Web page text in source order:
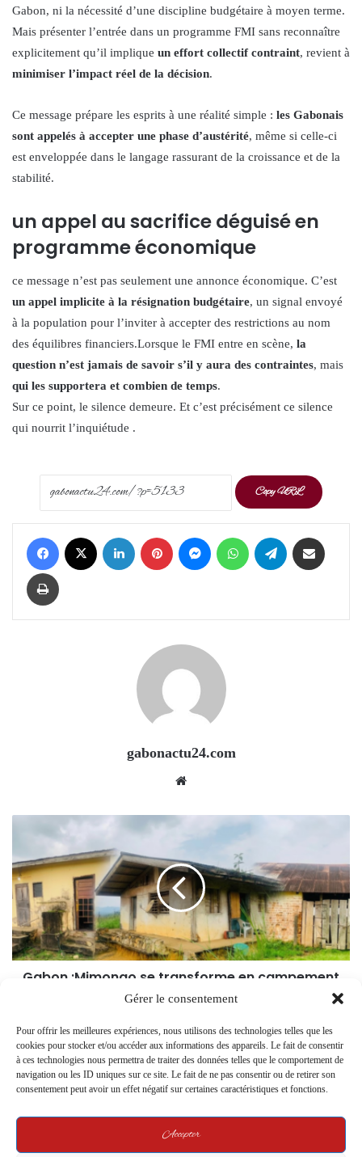
Gérer le consentement
Pour offrir les meilleures expériences, nous utilisons des technologies telles que les
cookies pour stocker et/ou accéder aux informations des appareils. Le fait de consentir
à ces technologies nous permettra de traiter des données telles que le comportement de
navigation ou les ID uniques sur ce site. Le fait de ne pas consentir ou de retirer son
consentement peut avoir un effet négatif sur certaines caractéristiques et fonctions.
Accepter
Gabon, ni la nécessité d’une discipline budgétaire à moyen terme.
Mais présenter l’entrée dans un programme FMI sans reconnaître
explicitement qu’il implique un effort collectif contraint, revient à
minimiser l’impact réel de la décision.
Ce message prépare les esprits à une réalité simple : les Gabonais
sont appelés à accepter une phase d’austérité, même si celle-ci
est enveloppée dans le langage rassurant de la croissance et de la
stabilité.
un appel au sacrifice déguisé en
programme économique
ce message n’est pas seulement une annonce économique. C’est
un appel implicite à la résignation budgétaire, un signal envoyé
à la population pour l’inviter à accepter des restrictions au nom
des équilibres financiers.Lorsque le FMI entre en scène, la
question n’est jamais de savoir s’il y aura des contraintes, mais
qui les supportera et combien de temps.
Sur ce point, le silence demeure. Et c’est précisément ce silence
qui nourrit l’inquiétude .
Copy URL
Facebook LinkedIn Pinterest Messenger WhatsApp Telegram
Print
gabonactu24.com
Gabon :Mimongo se transforme en campement
à ciel ouvert